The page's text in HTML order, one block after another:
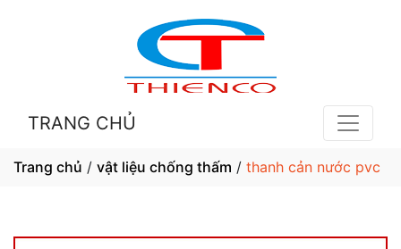
TRANG CHỦ
Trang chủ / vật liệu chống thấm / thanh cản nước pvc